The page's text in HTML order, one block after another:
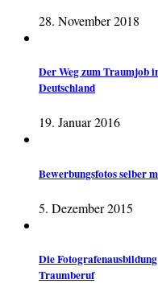
28. November 2018
Der Weg zum Traumjob
Deutschland
19. Januar 2016
Bewerbungsfotos selber
5. Dezember 2015
Die
Traumberuf